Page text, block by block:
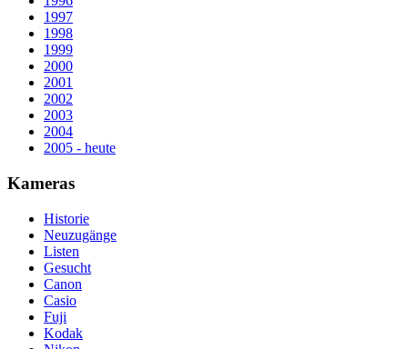
1997
1998
1999
2000
2001
2002
2003
2004
2005 - heute
Kameras
Historie
Neuzugänge
Listen
Gesucht
Canon
Casio
Fuji
Kodak